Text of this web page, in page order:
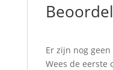
Er zijn nog
Wees de eerste